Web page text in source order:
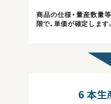
商品の仕様・量産数量
階で、単価が確定します。
6 本生